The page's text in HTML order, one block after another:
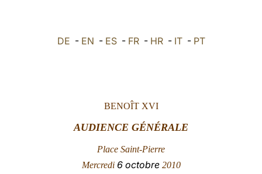
العربيّة DE - EN - ES- FR- HR- IT- PT
BENOÎT XVI
AUDIENCE GÉNÉRALE
Place Saint-Pierre
Mercredi 6 octobre 2010